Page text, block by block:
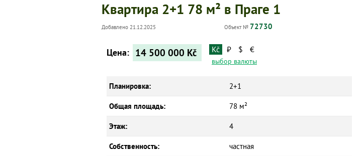
Квартира 2+1 78 м² в Праге 1
Добавлено 21.12.2025 Объект № 72730
Цена: 14 500 000 Kč Kč ₽ $ €
выбор валюты
Планировка: 2+1
Общая площадь: 78 м²
Этаж: 4
Собственность: частная